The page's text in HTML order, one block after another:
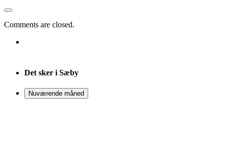
Comments are closed.
Det sker i Sæby
Nuværende måned